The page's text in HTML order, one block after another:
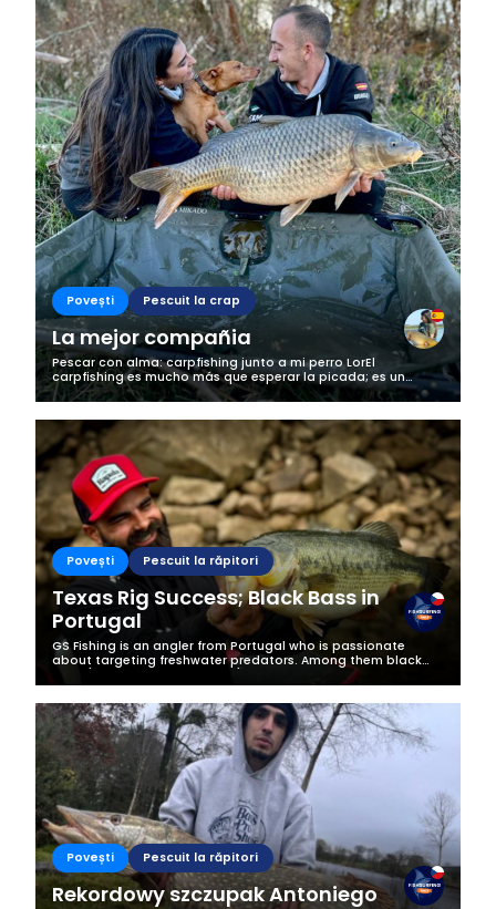
Povești Pescuit la crap
La mejor compañia
Pescar con alma: carpfishing junto a mi perro LorEl
carpfishing es mucho más que esperar la picada; es un
momento de conexión con la naturaleza, contigo mismo… y,
en mi caso, con mi fiel...
Povești Pescuit la răpitori
Texas Rig Success; Black Bass in
Portugal
GS Fishing is an angler from Portugal who is passionate
about targeting freshwater predators. Among them black
bass (Micropterus salmoides) are his absolute favourite, as
they are the most...
Povești Pescuit la răpitori
Rekordowy szczupak Antoniego